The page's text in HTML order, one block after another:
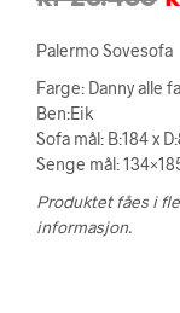
Palermo Sovesofa
Farge: Danny alle
Ben:Eik
Sofa mål: B:184 x
Senge mål:
Produktet fåes i
informasjon.